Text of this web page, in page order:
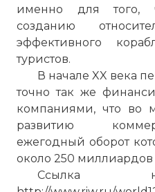
именно для того,
созданию
эффективного
туристов.
В начале XX века
точно так же
компаниями, что во
развитию
ежегодный оборот
около 250 миллиардов
Ссылка
Корабль
Фото статьи: